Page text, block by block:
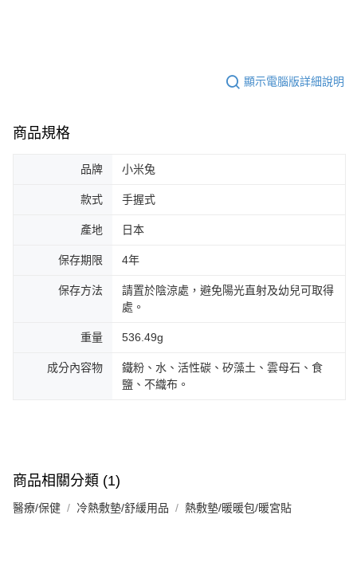
顯示電腦版詳細說明
商品規格
品牌 小米兔
款式 手握式
產地 日本
保存期限 4年
保存方法
請置於陰涼處，避免陽光直射及幼兒可取得
處。
重量 536.49g
成分內容物
鐵粉、水、活性碳、矽藻土、雲母石、食
鹽、不織布。
商品相關分類 (1)
醫療/保健 冷熱敷墊/舒緩用品 熱敷墊/暖暖包/暖宮貼